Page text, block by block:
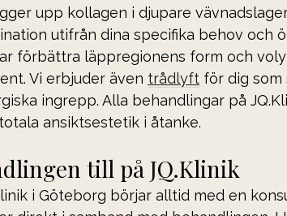
upp kollagen i djupare
utifrån dina specifika behov och
förbättra läppregionens form och
Vi erbjuder även trådlyft för dig
ingrepp. Alla behandlingar på
ansiktsestetik i åtanke.
till på JQ.Klinik
i Göteborg börjar alltid med en